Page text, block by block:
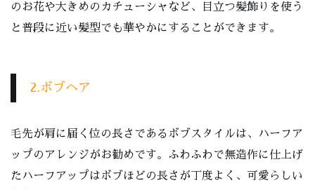
のお花や大きめのカチューシャなど、目立つ髪飾りを使う
と普段に近い髪型でも華やかにすることができます。
2.ボブヘア
毛先が肩に届く位の長さであるボブスタイルは、ハーフア
ップのアレンジがお勧めです。ふわふわで無造作に仕上げ
たハーフアップはボブほどの長さが丁度よく、可愛らしい